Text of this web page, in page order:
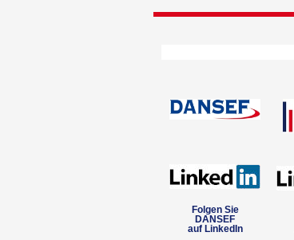
Folgen Sie
DANSEF
auf LinkedIn